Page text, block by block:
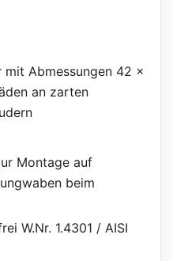
Abmessungen 42 x
an zarten
Montage auf
beim
W.Nr. 1.4301 / AISI